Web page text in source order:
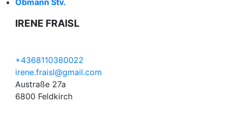
Obmann Stv.
IRENE FRAISL
+4368110380022
irene.fraisl@gmail.com
Austraße 27a
6800 Feldkirch